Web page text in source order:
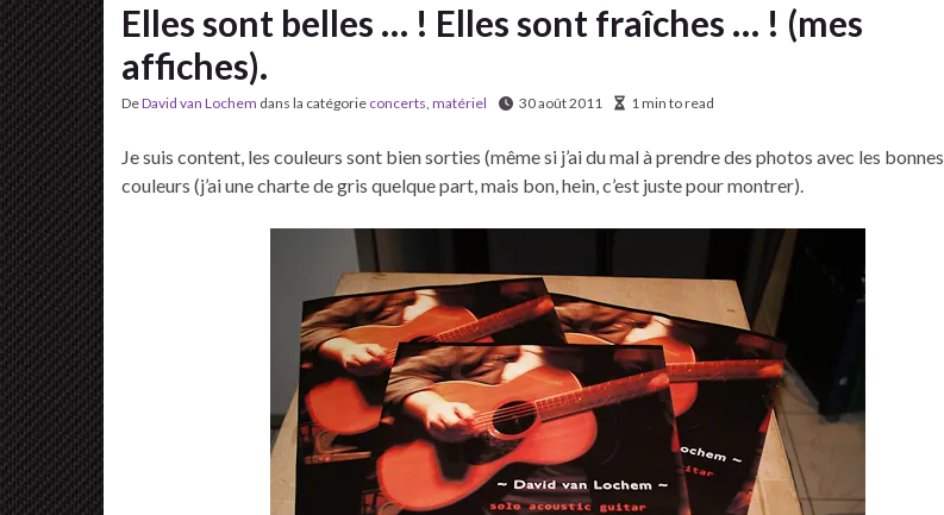
Elles sont belles … ! Elles sont fraîches … ! (mes
affiches).
DeDavid van Lochem dans la catégorie concerts, matériel 30 août 2011 1 min to read
Je suis content, les couleurs sont bien sorties (même si j’ai du mal à prendre des photos avec les bonnes
couleurs (j’ai une charte de gris quelque part, mais bon, hein, c’est juste pour montrer).